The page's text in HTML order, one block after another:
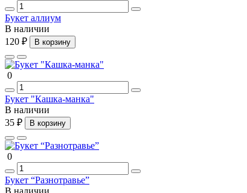
Букет аллиум
В наличии
120 ₽
В корзину
0
Букет "Кашка-манка"
В наличии
35 ₽
В корзину
0
Букет “Разнотравье”
В наличии